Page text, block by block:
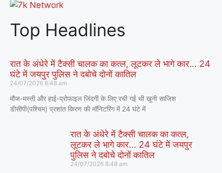
Top Headlines
रात के अंधेरे में टैक्सी चालक का कत्ल, लूटकर ले भागे कार… 24
घंटे में जयपुर पुलिस ने दबोचे दोनों कातिल
24/07/2026 8:48 am
मौज-मस्ती और हाई-प्रोफाइल जिंदगी के लिए रची गई थी खूनी साजिश
डीसीपी(पश्चिम) प्रशांत किरण की मॉनिटरिंग में 24 घंटे में
रात के अंधेरे में टैक्सी चालक का कत्ल,
लूटकर ले भागे कार… 24 घंटे में जयपुर
पुलिस ने दबोचे दोनों कातिल
24/07/2026 8:48 am